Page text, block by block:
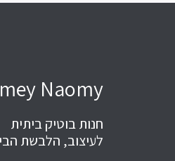
Naomy
חנות בוטיק ביתית
לעיצוב, הלבשת